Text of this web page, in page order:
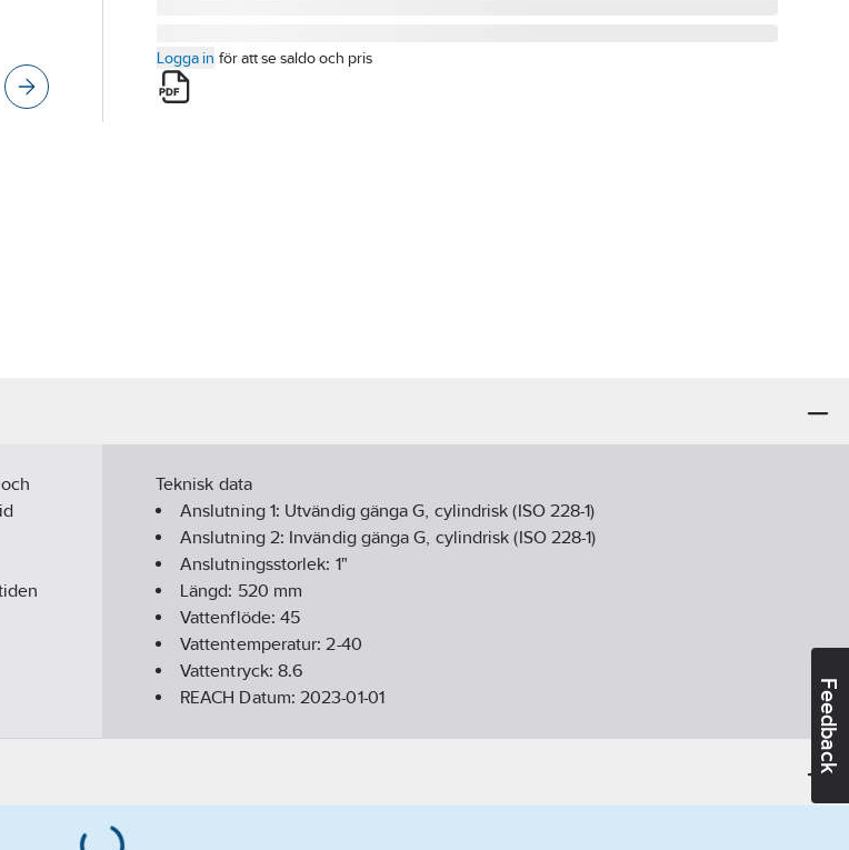
Feedback
Logga in för att se saldo och pris
Teknisk data
Anslutning 1: Utvändig gänga G, cylindrisk (ISO 228-1)
Anslutning 2: Invändig gänga G, cylindrisk (ISO 228-1)
Anslutningsstorlek: 1"
Längd: 520 mm
Vattenflöde:45
Vattentemperatur:2-40
Vattentryck:8.6
REACH Datum:2023-01-01